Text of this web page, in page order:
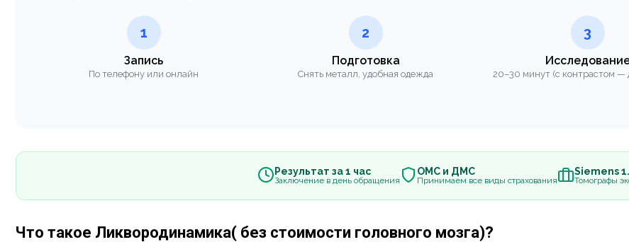
1
Запись
По телефону или онлайн
2
Подготовка
Снять металл, удобная одежда
3
20–30 минут (с контрастом —
Результат за 1 час
Заключение в день обращения
ОМС и ДМС
Принимаем все виды страхования
Siemens
Томографы
Что такое Ликвородинамика( без стоимости головного мозга)?